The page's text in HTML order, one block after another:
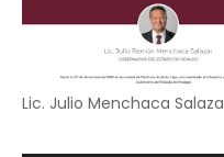
Lic. Julio Menchaca